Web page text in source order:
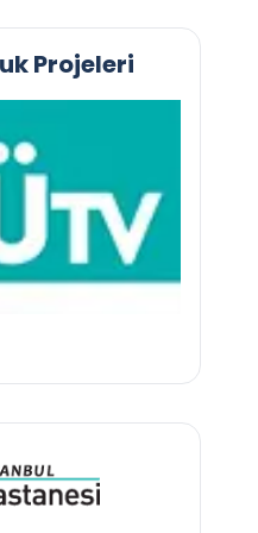
Projeleri